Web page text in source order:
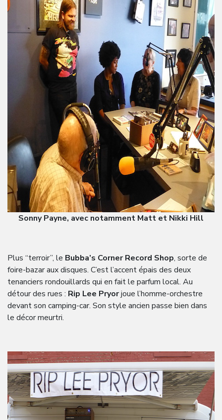
Sonny Payne, avec notamment Matt et Nikki Hill
Plus “terroir”, le Bubba’s Corner Record Shop, sorte de
foire-bazar aux disques. C’est l’accent épais des deux
tenanciers rondouillards qui en fait le parfum local. Au
détour des rues : Rip Lee Pryorjoue l’homme-orchestre
devant son camping-car. Son style ancien passe bien dans
le décor meurtri.